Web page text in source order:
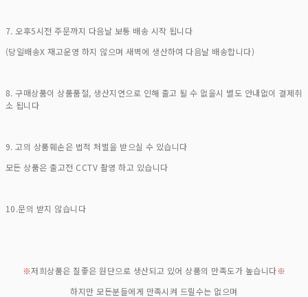
7. 오후5시전 주문까지 다음날 보통 배송 시작 됩니다
(당일배송X 재고운영 하지 않으며 새벽에 생산하여 다음날 배송합니다)
8. 구매상품이 상품품절, 생산지연으로 인해 출고 될 수 없을시 별도 안내없이 결제취
소 됩니다
9. 고의 상품훼손은 법적 처벌을 받으실 수 있습니다
모든 상품은 출고전 CCTV 촬영 하고 있습니다
10.문의 받지 않습니다
※저희상품은 질좋은 원단으로 생산되고 있어 상품의 만족도가 높습니다※
하지만 모든분들에게 만족시켜 드릴수는 없으며